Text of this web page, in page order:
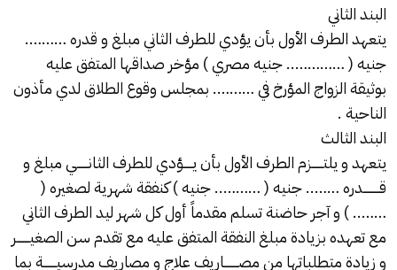
البند الثاني
يتعهد الطرف الأول بأن يؤدي للطرف الثاني مبلغ و قدره ……….
جنيه ( ………….. جنيه مصري ) مؤخر صداقها المتفق عليه
بوثيقة الزواج المؤرخ في ………. بمجلس وقوع الطلاق لدي مأذون
الناحية .
البند الثالث
يتعهد و يلتــــــزم الطرف الأول بأن يـــــؤدي للطرف الثانــــــي مبلغ و
قـــــــــدره …….. جنيه ( ……….. جنيه ) كنفقة شهرية لصغيره (
…….. ) و آجر حاضنة تسلم مقدماً أول كل شهر ليد الطرف الثاني
مع تعهده بزيادة مبلغ النفقة المتفق عليه مع تقدم سن الصغيـــــــر
و زيادة متطلباتها من مصــــــــاريف علاج و مصاريف مدرسيـــــــة بما